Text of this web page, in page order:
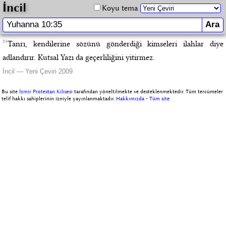
İncil Koyu tema
35Tanrı, kendilerine sözünü gönderdiği kimseleri ilahlar diye
adlandırır. Kutsal Yazı da geçerliliğini yitirmez.
İncil — Yeni Çeviri 2009
Bu site İzmir Protestan Kilisesi tarafından yöneltilmekte ve desteklenmektedir. Tüm tercümeler
telif hakkı sahiplerinin izniyle yayınlanmaktadır. Hakkımızda -Tüm site